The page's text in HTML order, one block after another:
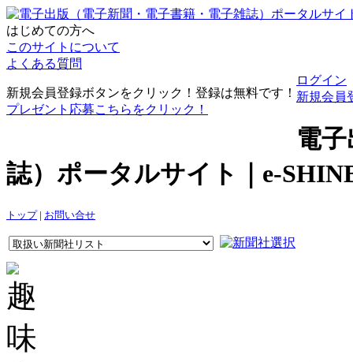
はじめての方へ
このサイトについて
よくある質問
新規会員登録ボタンをクリック！登録は無料です！
プレゼント応募こちらをクリック！
ログイン
新規会員
電
誌）ポータルサイト｜e-
トップ| お問い合せ